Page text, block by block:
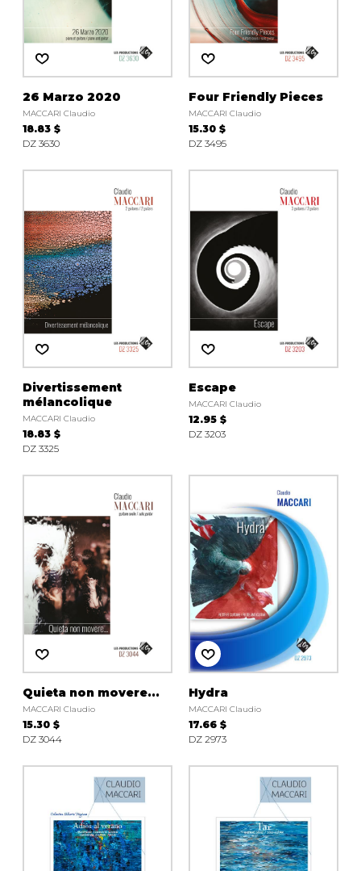
26 Marzo 2020
MACCARI Claudio
18.83 $
DZ 3630
Four Friendly Pieces
MACCARI Claudio
15.30 $
DZ 3495
Divertissement
mélancolique
MACCARI Claudio
18.83 $
DZ 3325
Escape
MACCARI Claudio
12.95 $
DZ 3203
Quieta non movere...
MACCARI Claudio
15.30 $
DZ 3044
Hydra
MACCARI Claudio
17.66 $
DZ 2973